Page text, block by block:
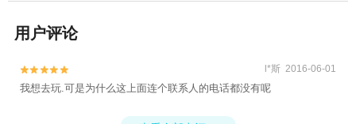
用户评论

 l*斯 2016-06-01
我想去玩.可是为什么这上面连个联系人的电话都没有呢